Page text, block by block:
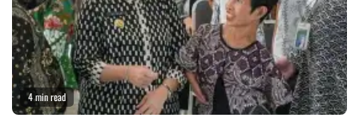
4 min read